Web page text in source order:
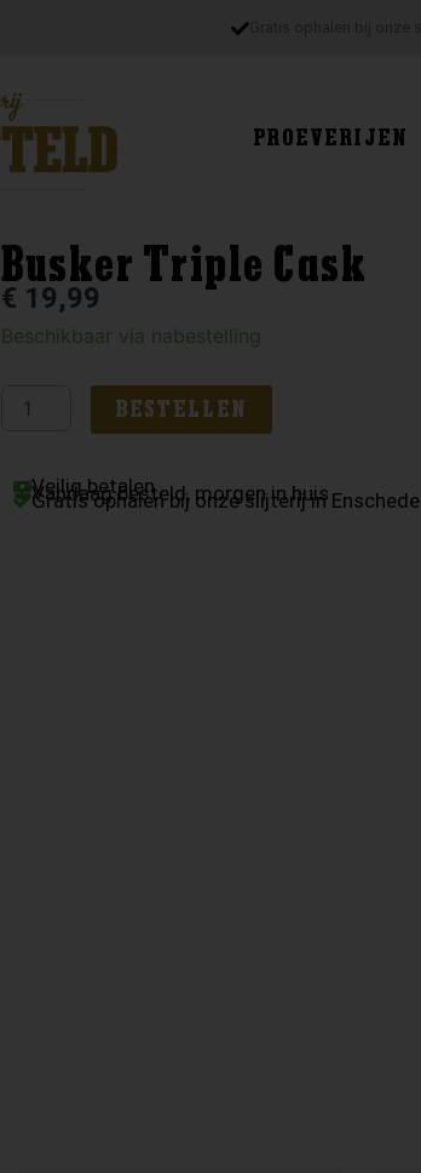
PROEVERIJEN
Busker Triple Cask
€ 19,99
Beschikbaar via nabestelling
Busker
Cask
BESTELLEN
Veilig betalen
Vandaag besteld, morgen in huis
Gratis ophalen bij onze slijterij in Enschede